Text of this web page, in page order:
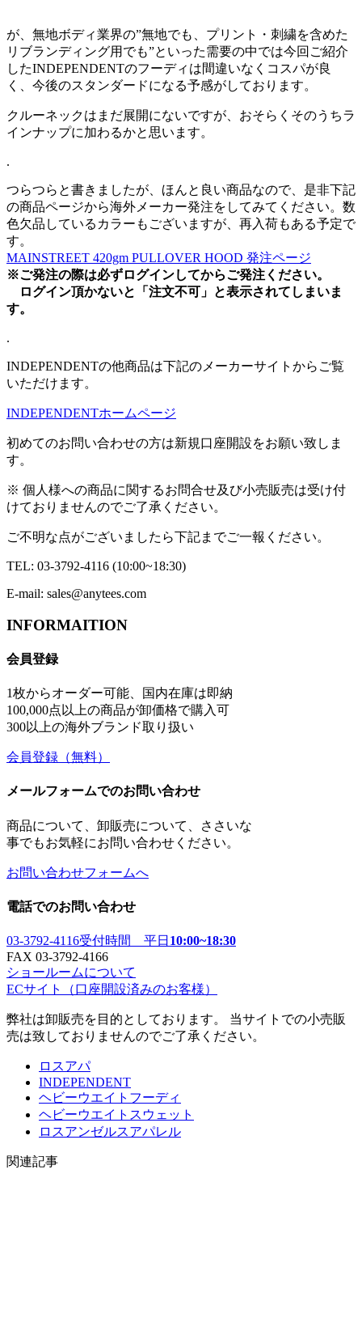
が、無地ボディ業界の”無地でも、プリント・刺繍を含めた
リブランディング用でも”といった需要の中では今回ご紹介
したINDEPENDENTのフーディは間違いなくコスパが良
く、今後のスタンダードになる予感がしております。
クルーネックはまだ展開にないですが、おそらくそのうちラ
インナップに加わるかと思います。
.
つらつらと書きましたが、ほんと良い商品なので、是非下記
の商品ページから海外メーカー発注をしてみてください。数
色欠品しているカラーもございますが、再入荷もある予定で
す。
MAINSTREET 420gm PULLOVER HOOD 発注ページ
※ご発注の際は必ずログインしてからご発注ください。
ログイン頂かないと「注文不可」と表示されてしまいま
す。
.
INDEPENDENTの他商品は下記のメーカーサイトからご覧
いただけます。
INDEPENDENTホームページ
初めてのお問い合わせの方は新規口座開設をお願い致しま
す。
※ 個人様への商品に関するお問合せ及び小売販売は受け付
けておりませんのでご了承ください。
ご不明な点がございましたら下記までご一報ください。
TEL: 03-3792-4116 (10:00~18:30)
E-mail: sales@anytees.com
INFORMAITION
会員登録
1枚からオーダー可能、国内在庫は即納
100,000点以上の商品が卸価格で購入可
300以上の海外ブランド取り扱い
会員登録 （無料）
メールフォームでのお問い合わせ
商品について、卸販売について、ささいな
事でもお気軽にお問い合わせください。
お問い合わせフォームへ
電話でのお問い合わせ
03-3792-4116受付時間 平日 10:00~18:30
FAX 03-3792-4166
ショールームについて
ECサイト
（口座開設済みのお客様）
弊社は卸販売を目的としております。 当サイトでの小売販
売は致しておりませんのでご了承ください。
ロスアパ
INDEPENDENT
ヘビーウエイトフーディ
ヘビーウエイトスウェット
ロスアンゼルスアパレル
関連記事